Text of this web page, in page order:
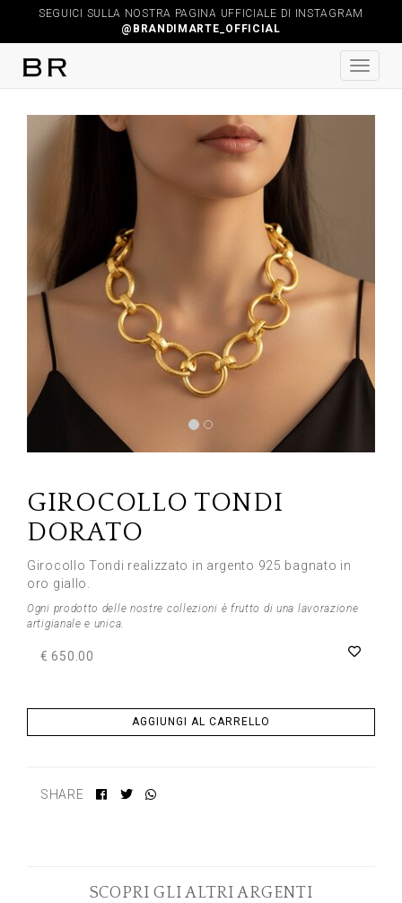
SEGUICI SULLA NOSTRA PAGINA UFFICIALE DI INSTAGRAM
@BRANDIMARTE_OFFICIAL
GIROCOLLO TONDI
DORATO
Girocollo Tondi realizzato in argento 925 bagnato in
oro giallo.
Ogni prodotto delle nostre collezioni è frutto di una lavorazione
artigianale e unica.
€ 650.00
AGGIUNGI AL CARRELLO
SHARE
SCOPRI GLI ALTRI ARGENTI